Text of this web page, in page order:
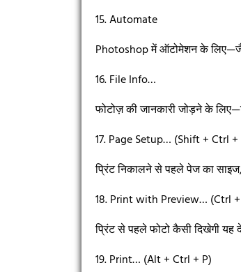
15. Automate
Photoshop में ऑटोमेशन के
16. File Info…
फोटोज़ की जानकारी जोड़ने के
17. Page Setup… (Shift + Ctrl +
प्रिंट निकालने से पहले पेज का
18. Print with Preview… (Ctrl
प्रिंट से पहले फोटो कैसी दिखेगी
19. Print… (Alt + Ctrl + P)